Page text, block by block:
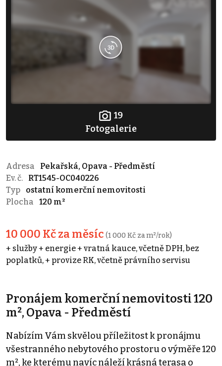
19
Fotogalerie
Adresa
Pekařská, Opava - Předměstí
Ev. č.
RT1545-OC040226
Typ
ostatní komerční nemovitosti
Plocha
120 m²
10 000 Kč za měsíc (1 000 Kč za m²/rok)
+ služby + energie + vratná kauce, včetně DPH, bez
poplatků, + provize RK, včetně právního servisu
Pronájem komerční nemovitosti 120
m², Opava - Předměstí
Nabízím Vám skvělou příležitost k pronájmu
všestranného nebytového prostoru o výměře 120
m², ke kterému navíc náleží krásná terasa o